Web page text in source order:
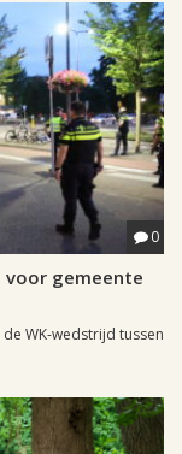
0
voor gemeente
WK-wedstrijd tussen